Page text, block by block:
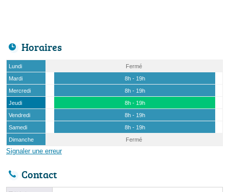
Horaires
Lundi
Fermé
Mardi
8h - 19h
Mercredi
8h - 19h
Jeudi
8h - 19h
Vendredi
8h - 19h
Samedi
8h - 19h
Dimanche
Fermé
Signaler une erreur
Contact